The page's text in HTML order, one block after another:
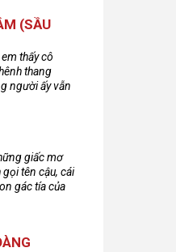
(SẦU
thấy cô
thang
người ấy vẫn
giấc mơ
tên cậu, cái
gác tía của